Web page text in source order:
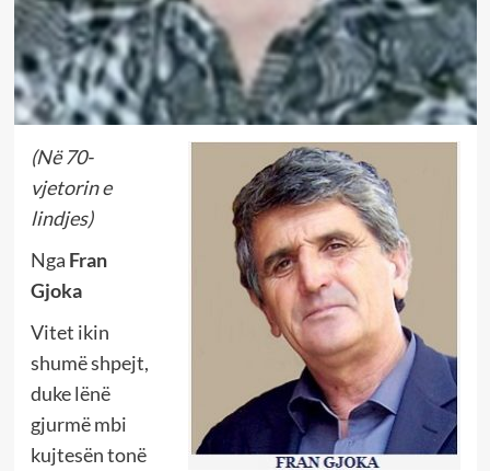
(Në 70-
vjetorin e
lindjes)
Nga Fran
Gjoka
Vitet ikin
shumë shpejt,
duke lënë
gjurmë mbi
kujtesën tonë